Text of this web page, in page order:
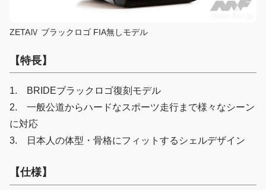
ZETAⅣ ブラックロゴ FIA無しモデル
【特長】
1. BRIDEブラックロゴ復刻モデル
2. 一般公道からハードなスポーツ走行まで様々なシーン
に対応
3. 日本人の体型・骨格にフィットするシェルデザイン
【仕様】